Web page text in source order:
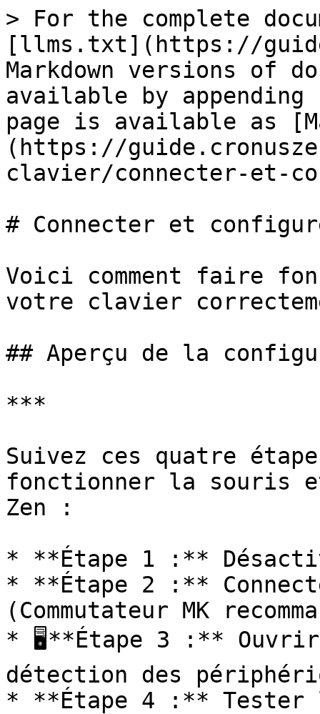
> For the complete
[llms.txt](https://
Markdown versions of
available by
page is available as
(https://
clavier/connecter-et-
# Connecter et
Voici comment faire
votre clavier
## Aperçu de la
***
Suivez ces quatre
fonctionner la souris
Zen :
* **Étape 1 :**
* **Étape 2 :**
(Commutateur MK
* 🖥**Étape 3 :**
détection des
* **Étape 4 :** Tester